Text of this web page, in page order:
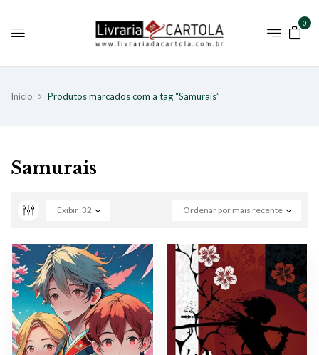
0
Início Produtos marcados com a tag “Samurais”
Samurais
Ordenar por mais recente
Exibir 32